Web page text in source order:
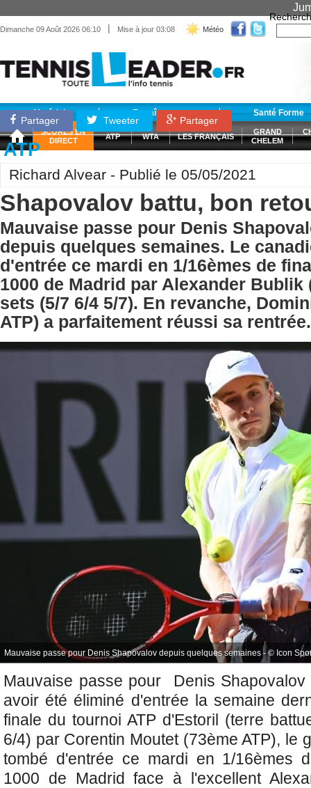
Dimanche 09 Août 2026 06:10 | Mise à jour 03:08 Météo
Matériel Entraînement Santé Forme
SCORES EN
DIRECT
ATP WTA LES FRANÇAIS
GRAND
CHELEM
Partager Tweeter Partager
ATP
Richard Alvear - Publié le 05/05/2021
Shapovalov battu, bon
Mauvaise passe pour Denis
depuis quelques semaines. Le
d'entrée ce mardi en 1/16èmes de
1000 de Madrid par Alexander Bublik
sets (5/7 6/4 5/7). En revanche,
ATP) a parfaitement réussi sa rentrée.
Mauvaise passe pour Denis Shapovalov depuis quelques semaines - © Icon
Mauvaise passe pour
Denis
avoir été éliminé d'entrée la semaine
finale du tournoi ATP d'Estoril (terre
6/4) par Corentin Moutet (73ème ATP), le
tombé d'entrée ce mardi en 1/16èmes
1000 de Madrid face à l'excellent